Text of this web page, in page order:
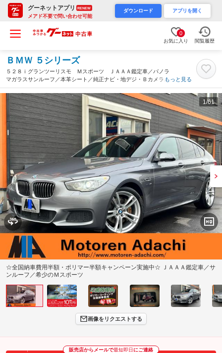
グーネットアプリ RENEW
メアド不要で問い合わせ可能
ダウンロード アプリを開く
0
お気に入り 閲覧履歴
ＢＭＷ ５シリーズ
５２８ｉグランツーリスモ Ｍスポーツ ＪＡＡＡ鑑定車／パノラ
マガラスサンルーフ／本革シート／純正ナビ・地デジ・Ｂカメラ／
アダプティブクルーズコントロール／レーンディパーチャー／２オ
ーナー／記録簿Ｈ２７．２８．２９．３０．３１．Ｒ３．４．７
（東京都）
もっと見る
1/61
☆全国納車費用半額・ポリマー半額キャンペーン実施中☆ ＪＡＡＡ鑑定車／サ
ンルーフ／希少のＭスポーツ
画像をリクエストする
販売店からメールで最短即日 にご連絡